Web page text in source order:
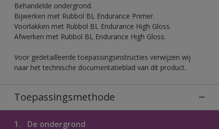
Behandelde ondergrond.
Bijwerken met Rubbol BL Endurance Primer.
Voorlakken met Rubbol BL Endurance High Gloss.
Afwerken met Rubbol BL Endurance High Gloss.
Voor gedetailleerde toepassingsinstructies verwijzen wij
naar het technische documentatieblad van dit product.
Toepassingsmethode
1. De ondergrond